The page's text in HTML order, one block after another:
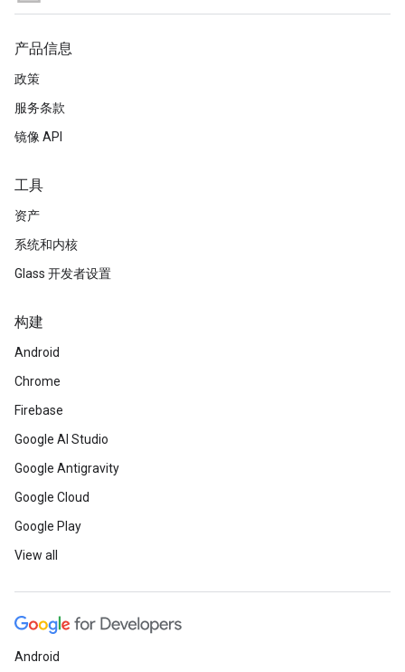
产品信息
政策
服务条款
镜像 API
工具
资产
系统和内核
Glass 开发者设置
构建
Android
Chrome
Firebase
Google AI Studio
Google Antigravity
Google Cloud
Google Play
View all
Android